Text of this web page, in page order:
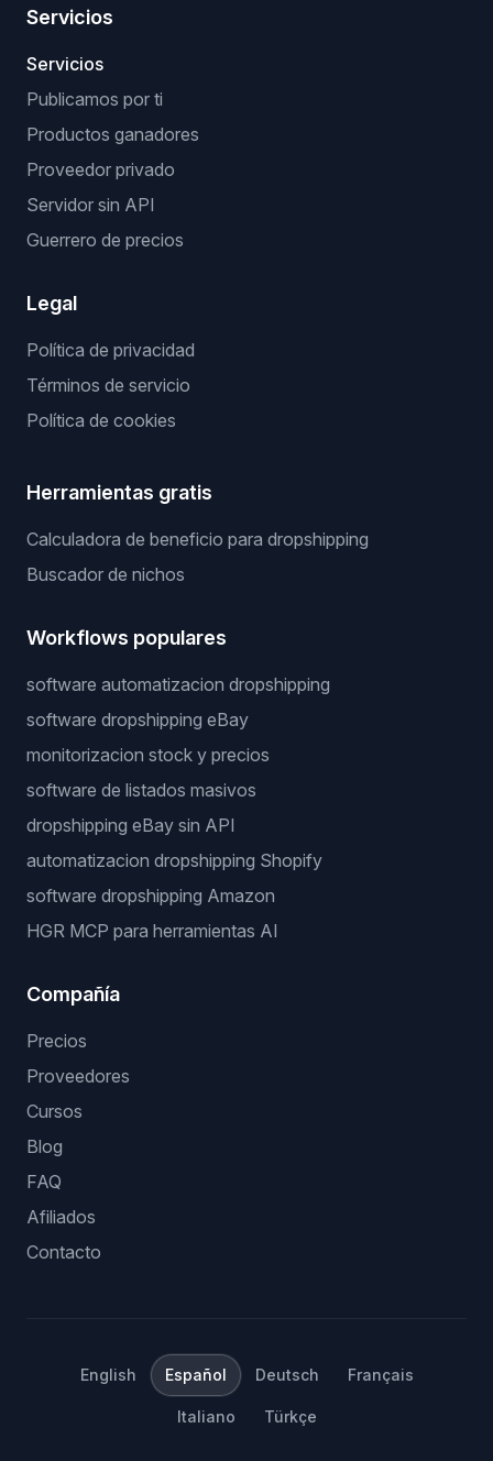
Servicios
Servicios
Publicamos por ti
Productos ganadores
Proveedor privado
Servidor sin API
Guerrero de precios
Legal
Política de privacidad
Términos de servicio
Política de cookies
Herramientas gratis
Calculadora de beneficio para dropshipping
Buscador de nichos
Workflows populares
software automatizacion dropshipping
software dropshipping eBay
monitorizacion stock y precios
software de listados masivos
dropshipping eBay sin API
automatizacion dropshipping Shopify
software dropshipping Amazon
HGR MCP para herramientas AI
Compañía
Precios
Proveedores
Cursos
Blog
FAQ
Afiliados
Contacto
English Español Deutsch Français
Italiano Türkçe